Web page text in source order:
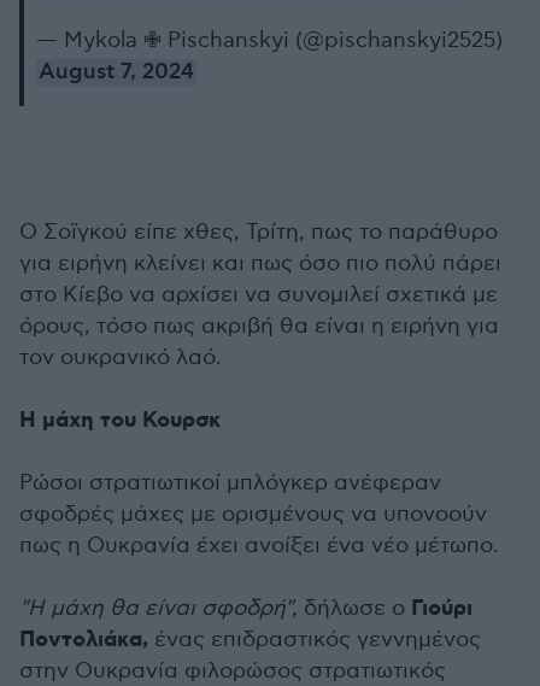
— Mykola ✙ Pischanskyi (@pischanskyi2525)
August 7, 2024
Ο Σοϊγκού είπε χθες, Τρίτη, πως το παράθυρο
για ειρήνη κλείνει και πως όσο πιο πολύ πάρει
στο Κίεβο να αρχίσει να συνομιλεί σχετικά με
όρους, τόσο πως ακριβή θα είναι η ειρήνη για
τον ουκρανικό λαό.
Η μάχη του Κουρσκ
Ρώσοι στρατιωτικοί μπλόγκερ ανέφεραν
σφοδρές μάχες με ορισμένους να υπονοούν
πως η Ουκρανία έχει ανοίξει ένα νέο μέτωπο.
"Η μάχη θα είναι σφοδρή", δήλωσε ο Γιούρι
Ποντολιάκα, ένας επιδραστικός γεννημένος
στην Ουκρανία φιλορώσος στρατιωτικός